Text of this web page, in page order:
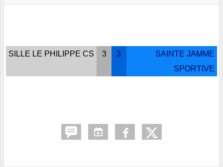
SILLE LE PHILIPPE CS 3 3
SAINTE JAMME
SPORTIVE